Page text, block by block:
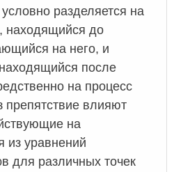
разделяется на
находящийся до
на него, и
после
на процесс
препятствие влияют
на
из уравнений
для различных точек